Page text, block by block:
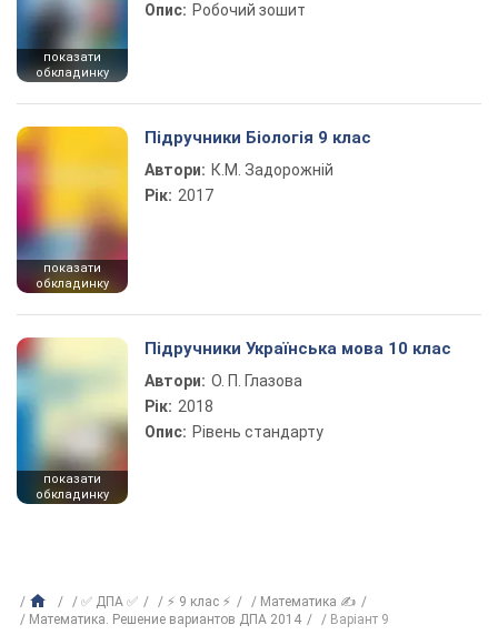
показати
обкладинку
Опис: Робочий зошит
показати
обкладинку
Підручники Біологія 9 клас
Автори: К.М. Задорожній
Рік: 2017
показати
обкладинку
Підручники Українська мова 10 клас
Автори: О. П. Глазова
Рік: 2018
Опис: Рівень стандарту
✅ ДПА ✅ ⚡ 9 клас ⚡
Математика ✍
Математика. Решение вариантов ДПА 2014
Варіант 9